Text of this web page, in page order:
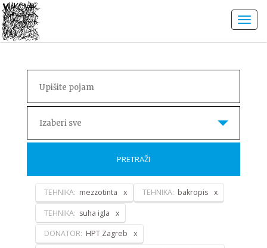
Izaberi sve
PRETRAŽI
TEHNIKA: mezzotinta TEHNIKA: bakropis
TEHNIKA: suha igla
DONATOR: HPT Zagreb